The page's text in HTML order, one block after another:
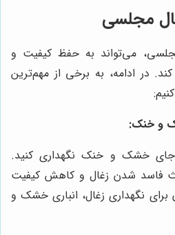
مجلسی
می‌تواند به حفظ کیفیت و
در ادامه، به برخی از مهم‌ترین
و خنک:
خشک و خنک نگهداری کنید.
فاسد شدن زغال و کاهش کیفیت
نگهداری زغال، انباری خشک و